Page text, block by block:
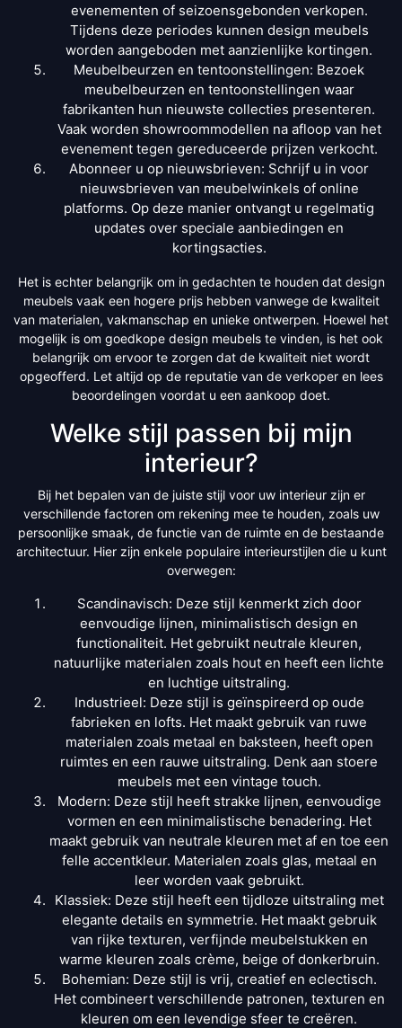
evenementen of seizoensgebonden verkopen.
Tijdens deze periodes kunnen design meubels
worden aangeboden met aanzienlijke kortingen.
Meubelbeurzen en tentoonstellingen: Bezoek
meubelbeurzen en tentoonstellingen waar
fabrikanten hun nieuwste collecties presenteren.
Vaak worden showroommodellen na afloop van het
evenement tegen gereduceerde prijzen verkocht.
Abonneer u op nieuwsbrieven: Schrijf u in voor
nieuwsbrieven van meubelwinkels of online
platforms. Op deze manier ontvangt u regelmatig
updates over speciale aanbiedingen en
kortingsacties.
Het is echter belangrijk om in gedachten te houden dat design
meubels vaak een hogere prijs hebben vanwege de kwaliteit
van materialen, vakmanschap en unieke ontwerpen. Hoewel het
mogelijk is om goedkope design meubels te vinden, is het ook
belangrijk om ervoor te zorgen dat de kwaliteit niet wordt
opgeofferd. Let altijd op de reputatie van de verkoper en lees
beoordelingen voordat u een aankoop doet.
Welke stijl passen bij mijn
interieur?
Bij het bepalen van de juiste stijl voor uw interieur zijn er
verschillende factoren om rekening mee te houden, zoals uw
persoonlijke smaak, de functie van de ruimte en de bestaande
architectuur. Hier zijn enkele populaire interieurstijlen die u kunt
overwegen:
Scandinavisch: Deze stijl kenmerkt zich door
eenvoudige lijnen, minimalistisch design en
functionaliteit. Het gebruikt neutrale kleuren,
natuurlijke materialen zoals hout en heeft een lichte
en luchtige uitstraling.
Industrieel: Deze stijl is geïnspireerd op oude
fabrieken en lofts. Het maakt gebruik van ruwe
materialen zoals metaal en baksteen, heeft open
ruimtes en een rauwe uitstraling. Denk aan stoere
meubels met een vintage touch.
Modern: Deze stijl heeft strakke lijnen, eenvoudige
vormen en een minimalistische benadering. Het
maakt gebruik van neutrale kleuren met af en toe een
felle accentkleur. Materialen zoals glas, metaal en
leer worden vaak gebruikt.
Klassiek: Deze stijl heeft een tijdloze uitstraling met
elegante details en symmetrie. Het maakt gebruik
van rijke texturen, verfijnde meubelstukken en
warme kleuren zoals crème, beige of donkerbruin.
Bohemian: Deze stijl is vrij, creatief en eclectisch.
Het combineert verschillende patronen, texturen en
kleuren om een levendige sfeer te creëren.